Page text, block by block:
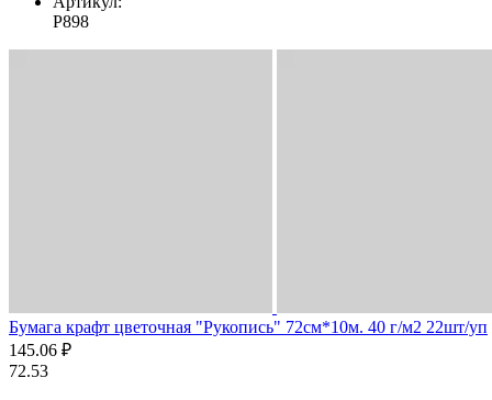
Р898
Бумага крафт цветочная "Рукопись" 72см*10м. 40 г/м2 22шт/уп
145.06 ₽
72.53